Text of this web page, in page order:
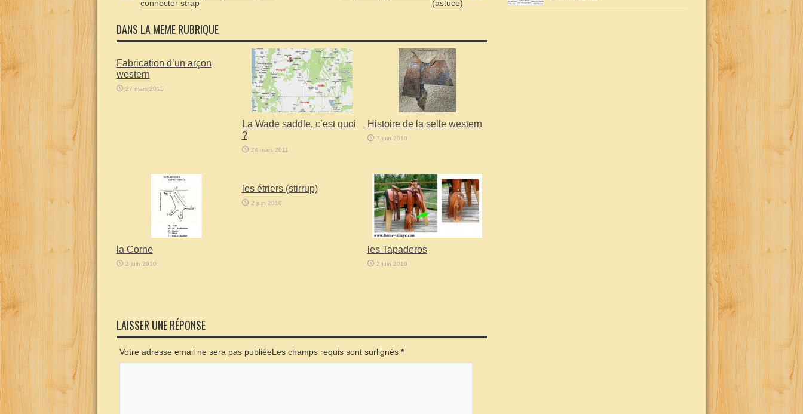
connector strap
(astuce)
DANS LA MEME RUBRIQUE
Fabrication d’un arçon
western
27 mars 2015
La Wade saddle, c’est quoi
?
24 mars 2011
Histoire de la selle western
7 juin 2010
la Corne
2 juin 2010
les étriers (stirrup)
2 juin 2010
les Tapaderos
2 juin 2010
LAISSER UNE RÉPONSE
Votre adresse email ne sera pas publiéeLes champs requis sont surlignés *